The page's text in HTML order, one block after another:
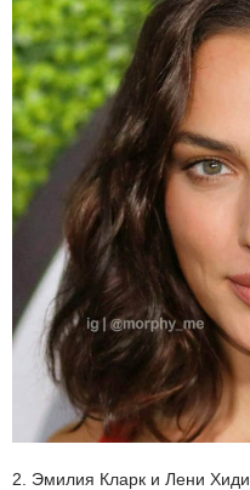
2. Эмилия Кларк и Лени Хиди